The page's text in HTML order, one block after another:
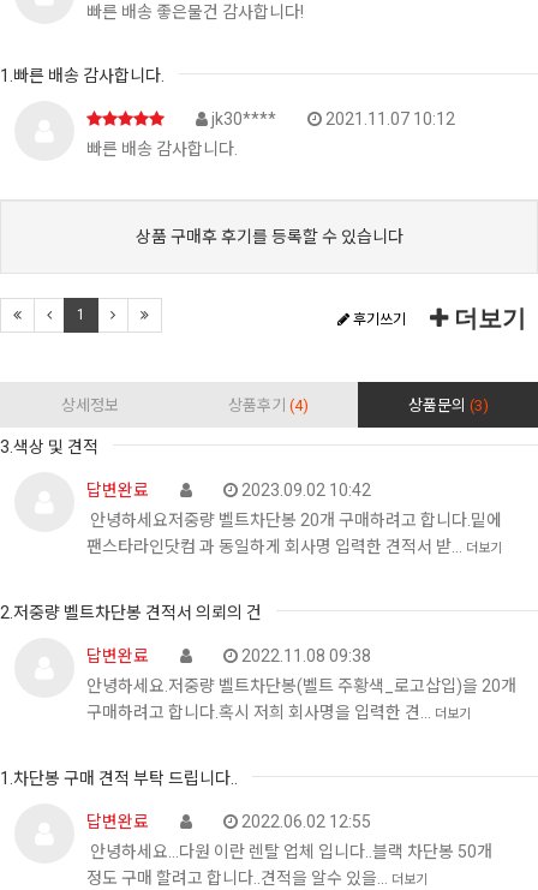
빠른 배송 좋은물건 감사합니다!
1.빠른 배송 감사합니다.
jk30****
2021.11.07 10:12
빠른 배송 감사합니다.
상품 구매후 후기를 등록할 수 있습니다
1 후기쓰기 더보기
상세정보 상품후기 (4) 상품문의 (3)
3.색상 및 견적
답변완료
2023.09.02 10:42
안녕하세요저중량 벨트차단봉 20개 구매하려고 합니다.밑에
팬스타라인닷컴 과 동일하게 회사명 입력한 견적서 받…
더보기
2.저중량 벨트차단봉 견적서 의뢰의 건
답변완료
2022.11.08 09:38
안녕하세요.저중량 벨트차단봉(벨트 주황색_로고삽입)을 20개
구매하려고 합니다.혹시 저희 회사명을 입력한 견…
더보기
1.차단봉 구매 견적 부탁 드립니다..
답변완료
2022.06.02 12:55
안녕하세요...다원 이란 렌탈 업체 입니다..블랙 차단봉 50개
정도 구매 할려고 합니다..견적을 알수 있을…
더보기